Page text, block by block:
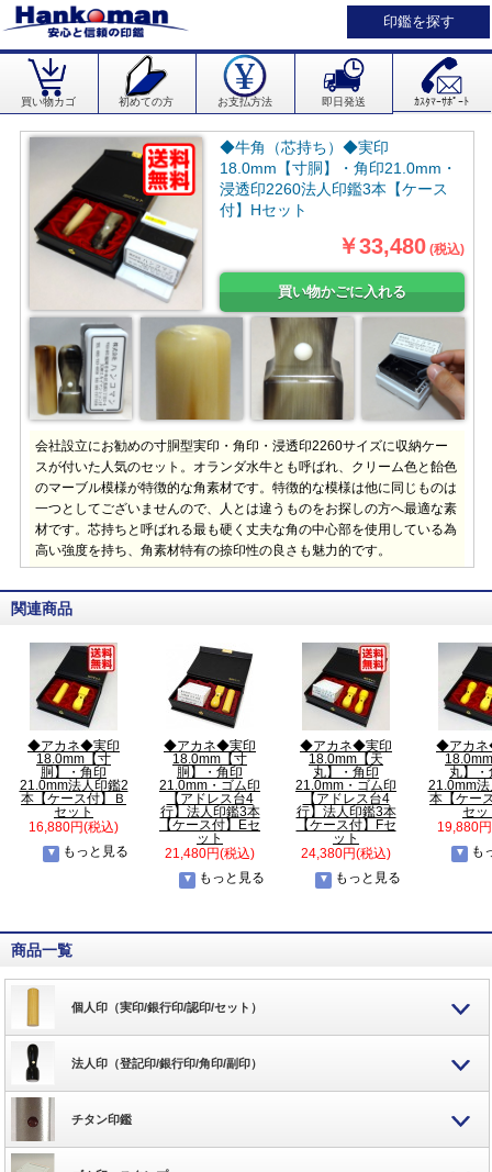
印鑑を探す
買い物カゴ 初めての方 お支払方法 即日発送 ｶｽﾀﾏｰｻﾎﾟｰﾄ
◆牛角（芯持ち）◆実印
18.0mm【寸胴】・角印21.0mm・
浸透印2260法人印鑑3本【ケース
付】Hセット
￥33,480 (税込)
会社設立にお勧めの寸胴型実印・角印・浸透印2260サイズに収納ケー
スが付いた人気のセット。オランダ水牛とも呼ばれ、クリーム色と飴色
のマーブル模様が特徴的な角素材です。特徴的な模様は他に同じものは
一つとしてございませんので、人とは違うものをお探しの方へ最適な素
材です。芯持ちと呼ばれる最も硬く丈夫な角の中心部を使用している為
高い強度を持ち、角素材特有の捺印性の良さも魅力的です。
関連商品
◆アカネ◆実印
18.0mm【寸
胴】・角印
21.0mm法人印鑑2
本【ケース付】Ｂ
セット
16,880円(税込)
もっと見る
◆アカネ◆実印
18.0mm【寸
胴】・角印
21.0mm・ゴム印
【アドレス台4
行】法人印鑑3本
【ケース付】Eセ
ット
21,480円(税込)
もっと見る
◆アカネ◆実印
18.0mm【天
丸】・角印
21.0mm・ゴム印
【アドレス台4
行】法人印鑑3本
【ケース付】Fセ
ット
24,380円(税込)
もっと見る
◆アカ
丸】・
21.0mm
本【ケー
セッ
19,880
も
商品一覧
個人印（実印/銀行印/認印/セット）
法人印（登記印/銀行印/角印/副印）
チタン印鑑